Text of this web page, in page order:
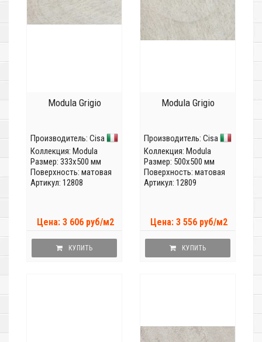
Modula Grigio
Производитель: Cisa
Коллекция: Modula
Размер: 333x500 мм
Поверхность: матовая
Артикул: 12808
Цена: 3 606 руб/м2
КУПИТЬ
Modula Grigio
Производитель: Cisa
Коллекция: Modula
Размер: 500x500 мм
Поверхность: матовая
Артикул: 12809
Цена: 3 556 руб/м2
КУПИТЬ